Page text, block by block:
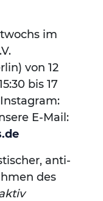
im
von 12
bis 17
E-Mail:
anti-
des